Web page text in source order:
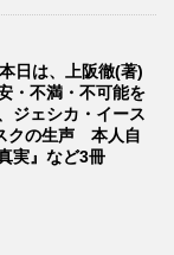
日は、上阪徹(著)
・不満・不可能を
ジェシカ・イース
クの生声 本人自
実』など3冊